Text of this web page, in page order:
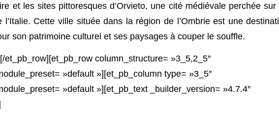
et les sites pittoresques d’Orvieto, une cité médiévale perchée sur
Cette ville située dans la région de l’Ombrie est une
son patrimoine culturel et ses paysages à couper le souffle.
et_pb_row][et_pb_row column_structure= »3_5,2_5″
»default »][et_pb_column type= »3_5″
»default »][et_pb_text _builder_version= »4.7.4″